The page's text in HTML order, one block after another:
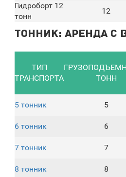
Гидроборт 12
тонн
12
Тонник: аренда с
ТИП
ТРАНСПОРТА
ТОНН
5 тонник 5
6 тонник
6
7 тонник
7
8 тонник
8